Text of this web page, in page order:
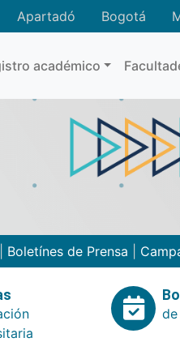
Apartadó Bogotá
académico
Boletínes de Prensa
de